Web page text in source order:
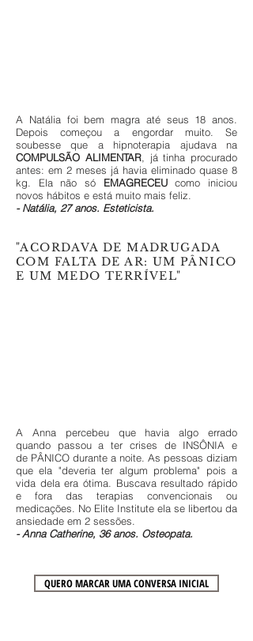
A Natália foi bem magra até seus 18 anos.
Depois começou a engordar muito. Se
soubesse que a hipnoterapia ajudava na
COMPULSÃO ALIMENTAR, já tinha procurado
antes: em 2 meses já havia eliminado quase 8
kg. Ela não só EMAGRECEUcomo iniciou
novos hábitos e está muito mais feliz.
- Natália, 27 anos. Esteticista.
"ACORDAVA DE MADRUGADA
COM FALTA DE AR: UM PÂNICO
E UM MEDO TERRÍVEL"
A Anna percebeu que havia algo errado
quando passou a ter crises de INSÔNIA e
de PÂNICO durante a noite. As pessoas diziam
que ela "deveria ter algum problema" pois a
vida dela era ótima. Buscava resultado rápido
e fora das terapias convencionais ou
medicações. No Elite Institute ela se libertou da
ansiedade em 2 sessões.
- Anna Catherine, 36 anos. Osteopata.
QUERO MARCAR UMA CONVERSA INICIAL